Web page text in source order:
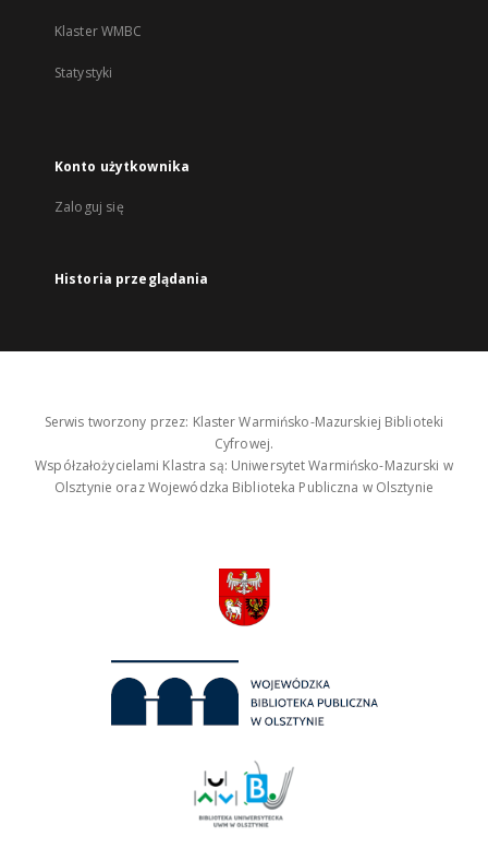
Klaster WMBC
Statystyki
Konto użytkownika
Zaloguj się
Historia przeglądania
Serwis tworzony przez: Klaster Warmińsko-Mazurskiej Biblioteki
Cyfrowej.
Współzałożycielami Klastra są: Uniwersytet Warmińsko-Mazurski w
Olsztynie oraz Wojewódzka Biblioteka Publiczna w Olsztynie